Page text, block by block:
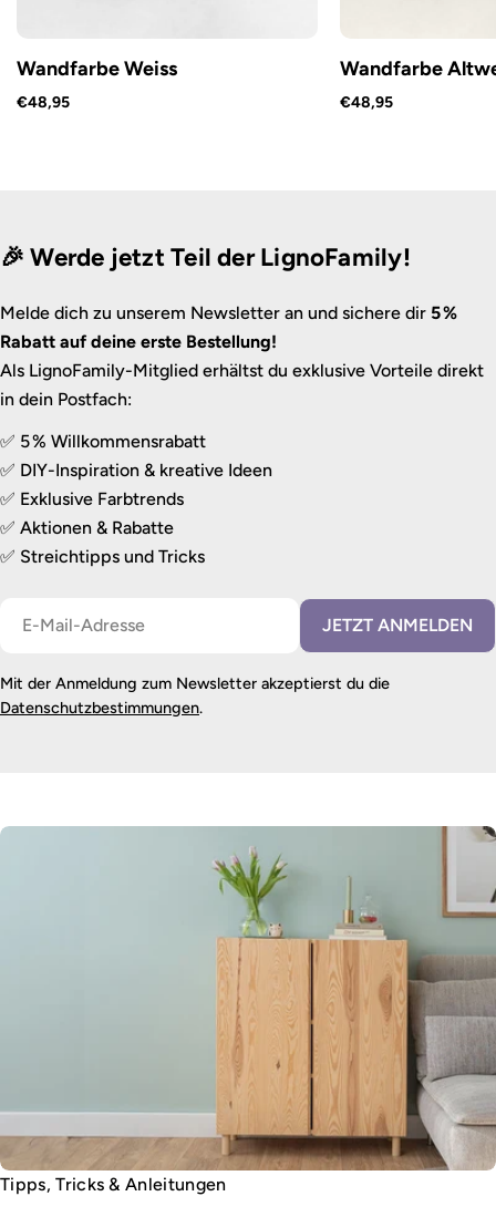
Wandfarbe Weiss
€48,95
Wandfarbe
€48,95
🎉 Werde jetzt Teil der LignoFamily!
Melde dich zu unserem Newsletter an und sichere dir 5 %
Rabatt auf deine erste Bestellung!
Als LignoFamily-Mitglied erhältst du exklusive Vorteile direkt
in dein Postfach:
✅ 5 % Willkommensrabatt
✅ DIY-Inspiration & kreative Ideen
✅ Exklusive Farbtrends
✅ Aktionen & Rabatte
✅ Streichtipps und Tricks
JETZT ANMELDEN
Mit der Anmeldung zum Newsletter akzeptierst du die
Datenschutzbestimmungen.
Tipps, Tricks & Anleitungen